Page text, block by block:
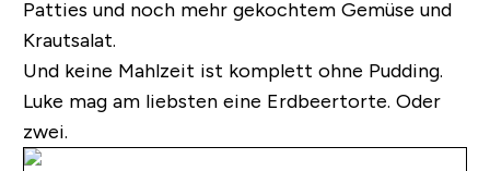
Patties und noch mehr gekochtem Gemüse und
Krautsalat.
Und keine Mahlzeit ist komplett ohne Pudding.
Luke mag am liebsten eine Erdbeertorte. Oder
zwei.